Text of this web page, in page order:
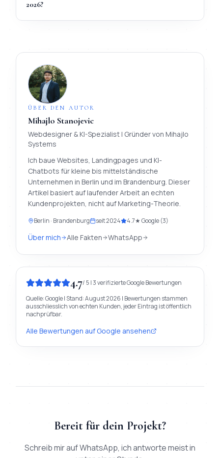
2026?
ÜBER DEN AUTOR
Mihajlo Stanojevic
Webdesigner & KI-Spezialist| Gründer von Mihajlo
Systems
Ich baue Websites, Landingpages und KI-
Chatbots für kleine bis mittelständische
Unternehmen in Berlin und im Brandenburg. Dieser
Artikel basiert auf laufender Arbeit an echten
Kundenprojekten, nicht auf Marketing-Theorie.
Berlin · Brandenburg seit2024 4.7★ Google (3)
Über mich Alle Fakten WhatsApp
4.7/ 5 |3verifizierteGoogleBewertungen
Quelle:Google| Stand:August 2026 | Bewertungen stammen
ausschliesslich von echten Kunden, jeder Eintrag ist öffentlich
nachprüfbar.
Alle Bewertungen aufGoogle ansehen
Bereit für dein Projekt?
Schreib mir auf WhatsApp, ich antworte meist in